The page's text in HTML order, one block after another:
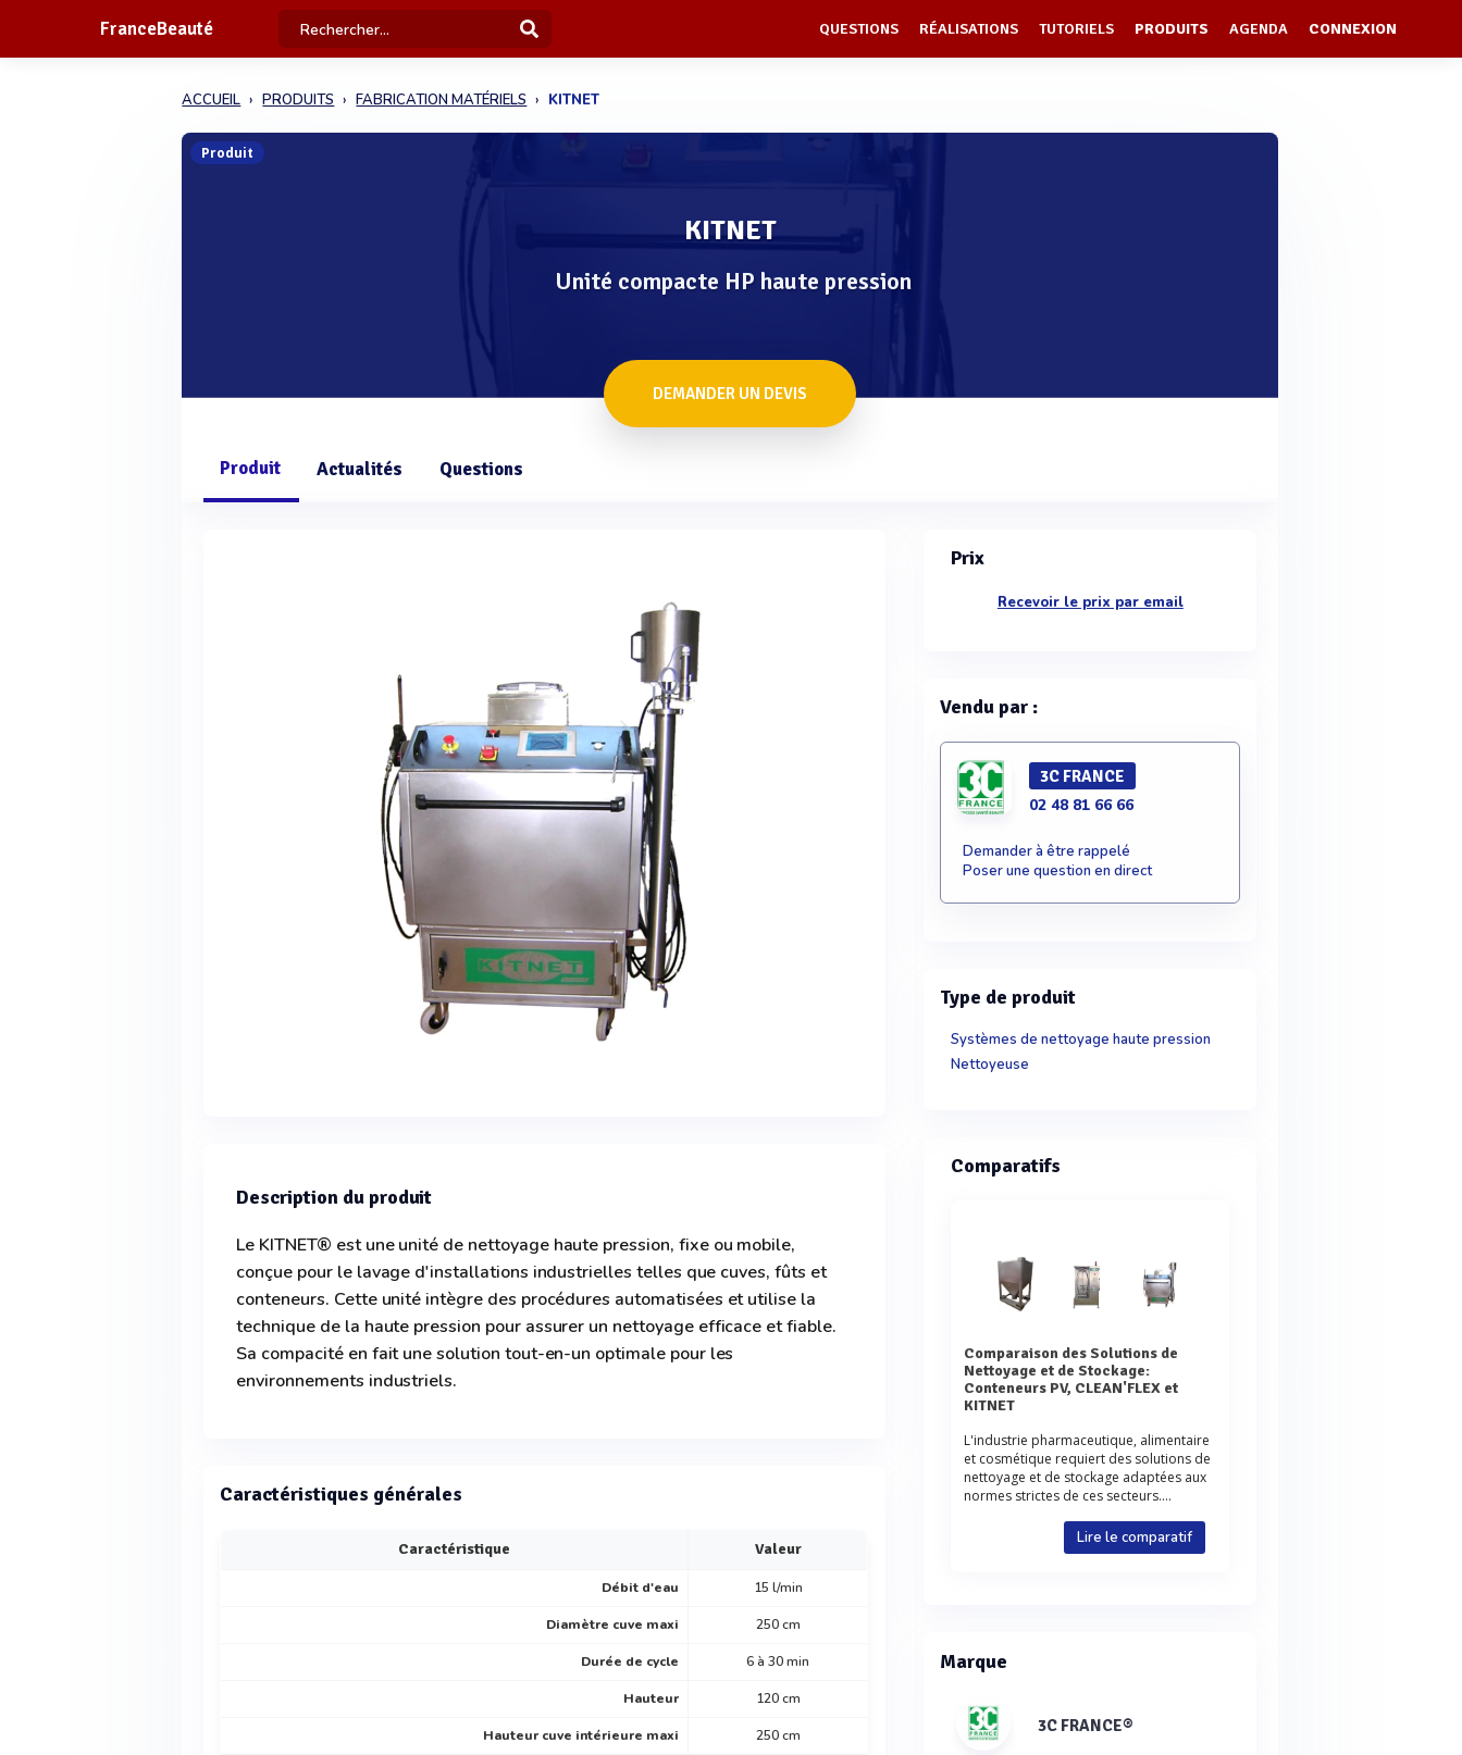
FranceBeauté QUESTIONS RÉALISATIONS TUTORIELS PRODUITS AGENDA CONNEXION
ACCUEIL PRODUITS FABRICATION MATÉRIELS KITNET
Produit
KITNET
Unité compacte HP haute pression
DEMANDER UN DEVIS
Produit Actualités Questions
Description du produit
Le KITNET® est une unité de nettoyage haute pression, fixe ou mobile,
conçue pour le lavage d'installations industrielles telles que cuves, fûts et
conteneurs. Cette unité intègre des procédures automatisées et utilise la
technique de la haute pression pour assurer un nettoyage efficace et fiable.
Sa compacité en fait une solution tout-en-un optimale pour les
environnements industriels.
Caractéristiques générales
Caractéristique Valeur
Débit d'eau 15 l/min
Diamètre cuve maxi 250 cm
Durée de cycle 6 à 30 min
Hauteur 120 cm
Hauteur cuve intérieure maxi 250 cm
Prix
Recevoir le prix par email
Vendu par :
3C FRANCE
02 48 81 66 66
Demander à être rappelé
Poser une question en direct
Type de produit
Systèmes de nettoyage haute pression
Nettoyeuse
Comparatifs
Comparaison des Solutions de
Nettoyage et de Stockage:
Conteneurs PV, CLEAN'FLEX et
KITNET
L'industrie pharmaceutique, alimentaire
et cosmétique requiert des solutions de
nettoyage et de stockage adaptées aux
normes strictes de ces secteurs....
Lire le comparatif
Marque
3C FRANCE®